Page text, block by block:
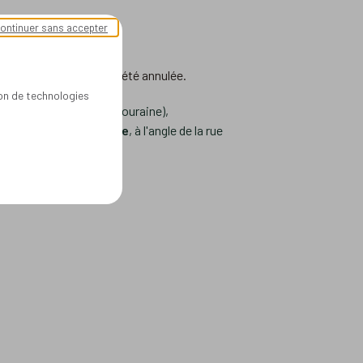
réunion publique à été annulée.
Collectifs en Touraine),
à Noyant-de-Touraine, à l'angle de la rue
de technologies
sans accepter